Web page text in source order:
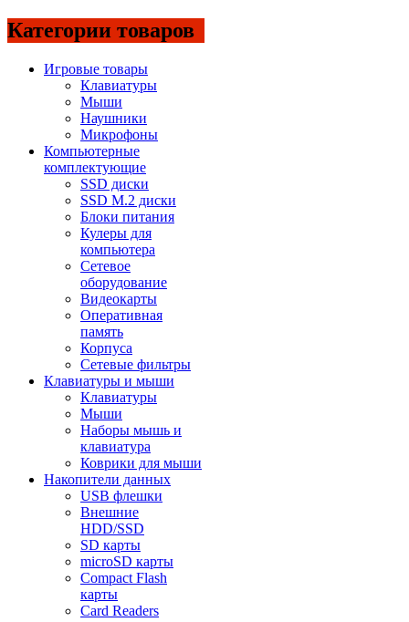
Категории товаров
Игровые товары
Клавиатуры
Мыши
Наушники
Микрофоны
Компьютерные
комплектующие
SSD диски
SSD M.2 диски
Блоки питания
Кулеры для
компьютера
Сетевое
оборудование
Видеокарты
Оперативная
память
Корпуса
Сетевые фильтры
Клавиатуры и мыши
Клавиатуры
Мыши
Наборы мышь и
клавиатура
Коврики для мыши
Накопители данных
USB флешки
Внешние
HDD/SSD
SD карты
microSD карты
Compact Flash
карты
Card Readers